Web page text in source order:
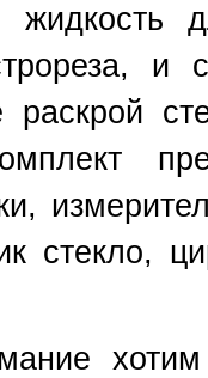
и
раскрой
стекло,
хотим